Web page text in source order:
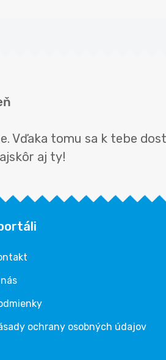
Vďaka tomu sa k tebe
aj ty!
nás
ochrany osobných údajov